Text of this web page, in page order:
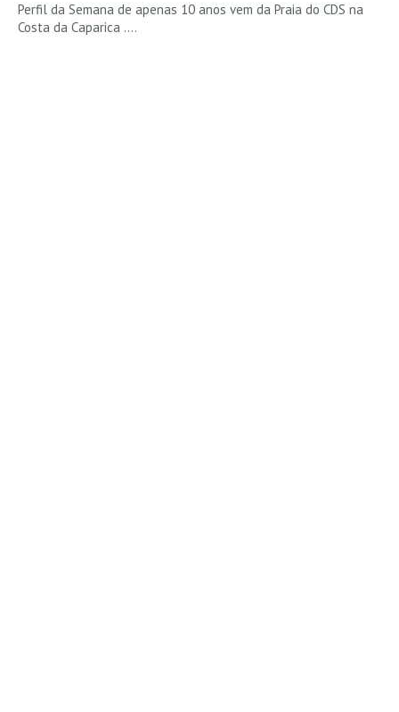
Perfil da Semana de apenas 10 anos vem da Praia do CDS na
Costa da Caparica ....